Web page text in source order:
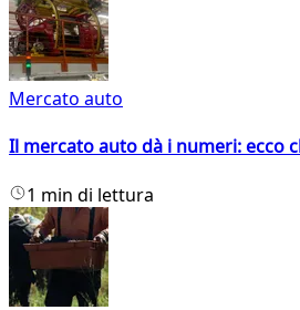
Mercato auto
Il mercato auto dà i numeri: ecco
1 min di lettura